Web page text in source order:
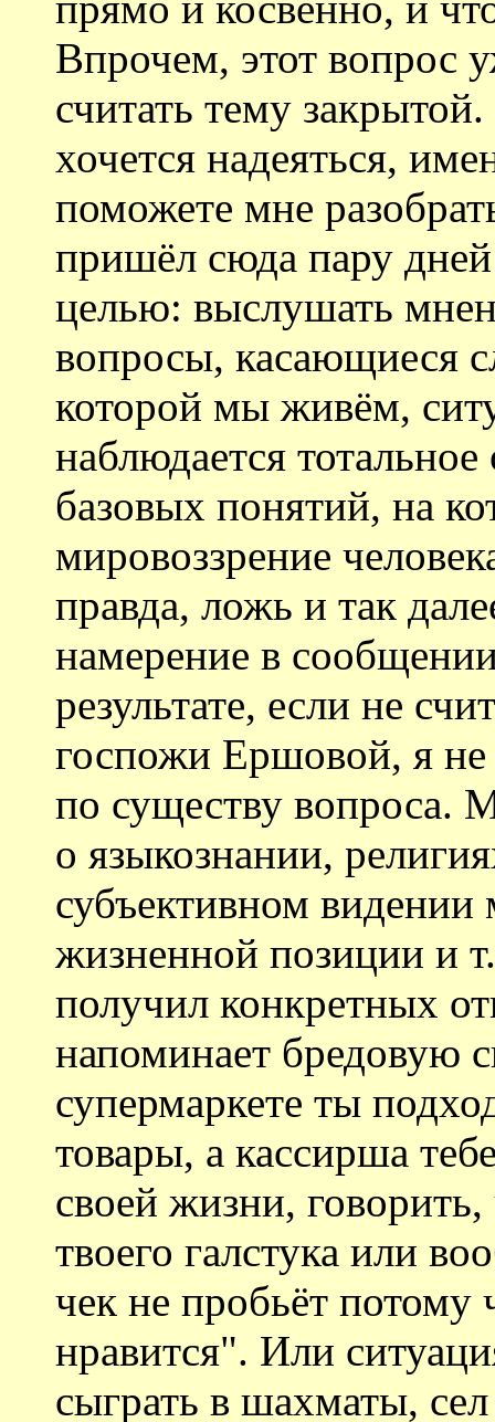
Впрочем, этот вопрос
считать тему
хочется надеяться,
поможете мне
пришёл сюда пару
целью: выслушать
вопросы, касающиеся
которой мы живём,
наблюдается
базовых понятий, на
мировоззрение
правда, ложь и так
намерение в
результате, если не
госпожи Ершовой, я
по существу вопроса.
о языкознании,
субъективном
жизненной позиции и
получил конкретных
напоминает бредовую
супермаркете ты
товары, а кассирша
своей жизни,
твоего галстука или
чек не пробьёт
нравится". Или
сыграть в шахматы,